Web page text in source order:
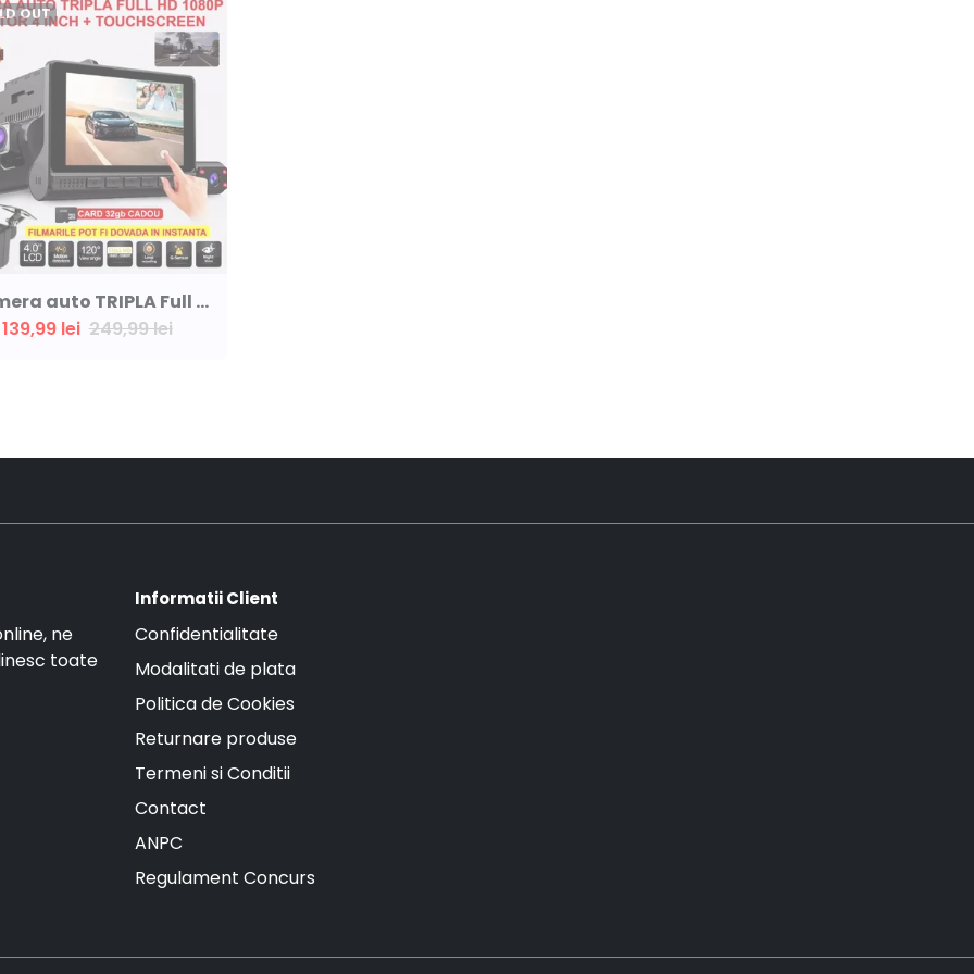
OUT
Camera auto TRIPLA Full HD cu monitor de 4 INCH pentru bord si unghi larg de filmare de 170 grade + card 64 gb CADOU (Copy)
139,99 lei 249,99 lei
ne
toate
Informatii Client
Confidentialitate
Modalitati de plata
Politica de Cookies
Returnare produse
Termeni si Conditii
Contact
ANPC
Regulament Concurs